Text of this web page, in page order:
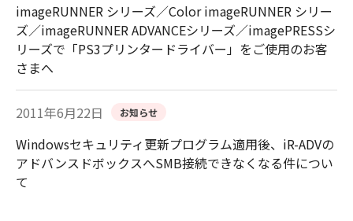
imageRUNNER シリーズ／Color imageRUNNER シリー
ズ／imageRUNNER ADVANCEシリーズ／imagePRESSシ
リーズで「PS3プリンタードライバー」をご使用のお客
さまへ
2011年6月22日 お知らせ
Windowsセキュリティ更新プログラム適用後、iR-ADVの
アドバンスドボックスへSMB接続できなくなる件につい
て